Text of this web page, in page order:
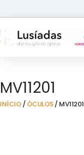
to
content
MV11201
INÍCIO / ÓCULOS/ MV11201